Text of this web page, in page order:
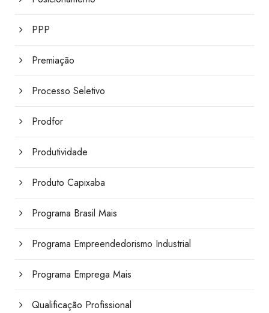
PPP
Premiação
Processo Seletivo
Prodfor
Produtividade
Produto Capixaba
Programa Brasil Mais
Programa Empreendedorismo Industrial
Programa Emprega Mais
Qualificação Profissional